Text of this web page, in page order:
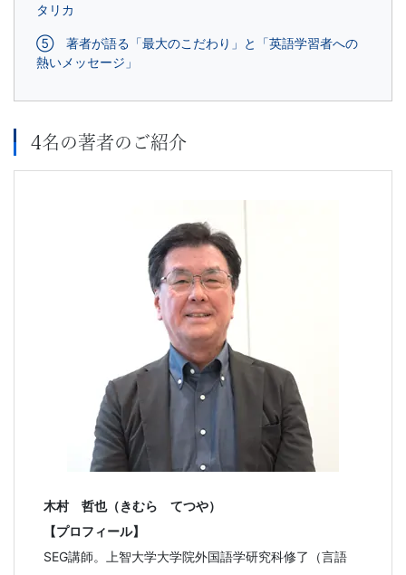
籍、
芸
書
タリカ
⑤ 著者が語る「最大のこだわり」と「英語学習者への
熱いメッセージ」
4名の著者のご紹介
木村 哲也（きむら てつや）
【プロフィール】
SEG講師。上智大学大学院外国語学研究科修了（言語